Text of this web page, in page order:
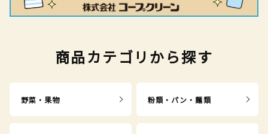
商品カテゴリから探す
野菜・果物 粉類・パン・麺類